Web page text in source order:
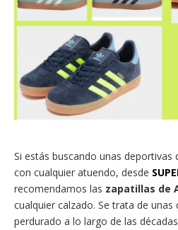
Si estás buscando unas
con cualquier atuendo, desde
recomendamos las zapatillas de
cualquier calzado. Se trata de
perdurado a lo largo de las